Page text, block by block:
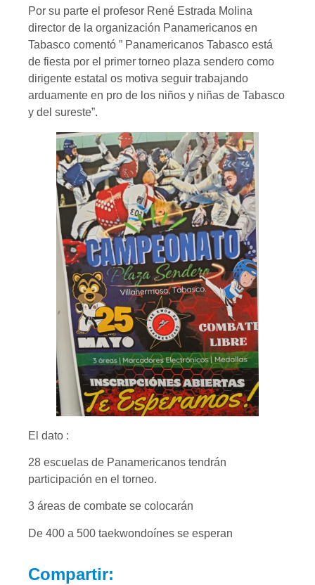
Por su parte el profesor René Estrada Molina
director de la organización Panamericanos en
Tabasco comentó ” Panamericanos Tabasco está
de fiesta por el primer torneo plaza sendero como
dirigente estatal os motiva seguir trabajando
arduamente en pro de los niños y niñas de Tabasco
y del sureste”.
El dato :
28 escuelas de Panamericanos tendrán
participación en el torneo.
3 áreas de combate se colocarán
De 400 a 500 taekwondoínes se esperan
Compartir: